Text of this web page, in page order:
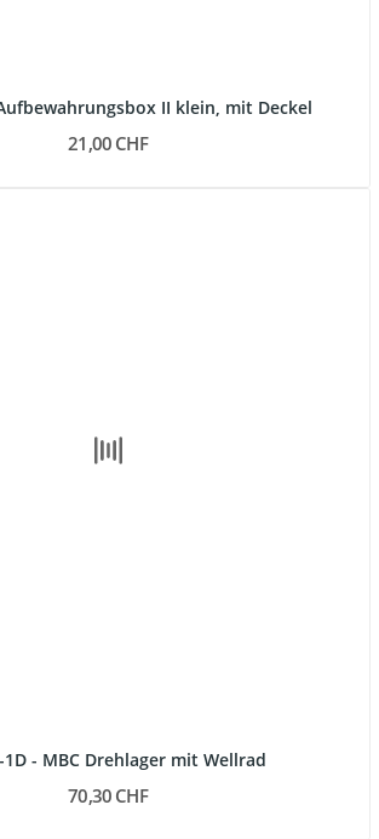
II klein, mit Deckel
21,00 CHF
1D - MBC Drehlager mit Wellrad
70,30 CHF